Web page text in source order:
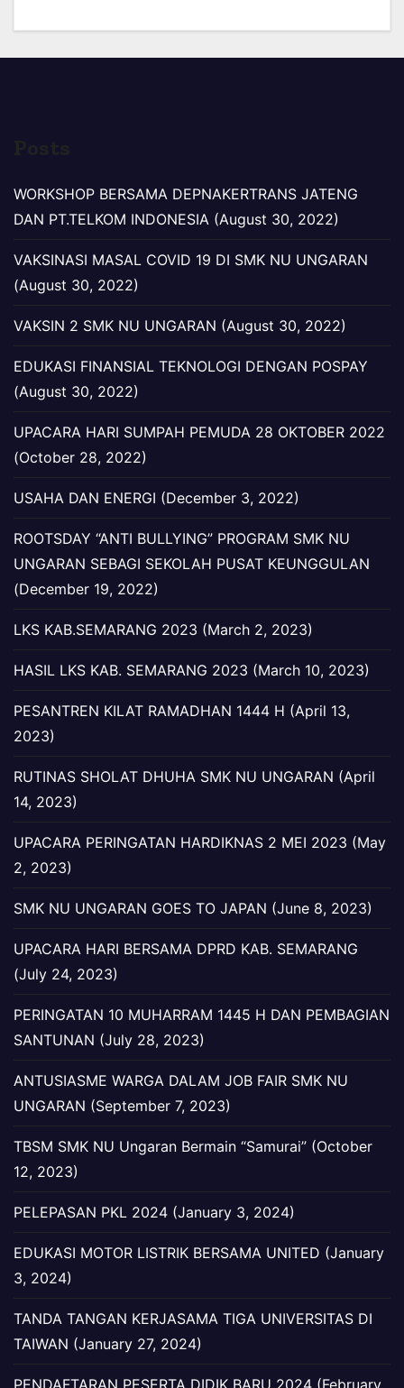
WORKSHOP BERSAMA DEPNAKERTRANS JATENG
DAN PT.TELKOM INDONESIA (August 30, 2022)
VAKSINASI MASAL COVID 19 DI SMK NU UNGARAN
(August 30, 2022)
VAKSIN 2 SMK NU UNGARAN (August 30, 2022)
EDUKASI FINANSIAL TEKNOLOGI DENGAN POSPAY
(August 30, 2022)
UPACARA HARI SUMPAH PEMUDA 28 OKTOBER 2022
(October 28, 2022)
USAHA DAN ENERGI (December 3, 2022)
ROOTSDAY “ANTI BULLYING” PROGRAM SMK NU
UNGARAN SEBAGI SEKOLAH PUSAT KEUNGGULAN
(December 19, 2022)
LKS KAB.SEMARANG 2023 (March 2, 2023)
HASIL LKS KAB. SEMARANG 2023 (March 10, 2023)
PESANTREN KILAT RAMADHAN 1444 H (April 13,
2023)
RUTINAS SHOLAT DHUHA SMK NU UNGARAN (April
14, 2023)
UPACARA PERINGATAN HARDIKNAS 2 MEI 2023 (May
2, 2023)
SMK NU UNGARAN GOES TO JAPAN (June 8, 2023)
UPACARA HARI BERSAMA DPRD KAB. SEMARANG
(July 24, 2023)
PERINGATAN 10 MUHARRAM 1445 H DAN PEMBAGIAN
SANTUNAN (July 28, 2023)
ANTUSIASME WARGA DALAM JOB FAIR SMK NU
UNGARAN (September 7, 2023)
TBSM SMK NU Ungaran Bermain “Samurai” (October
12, 2023)
PELEPASAN PKL 2024 (January 3, 2024)
EDUKASI MOTOR LISTRIK BERSAMA UNITED (January
3, 2024)
TANDA TANGAN KERJASAMA TIGA UNIVERSITAS DI
TAIWAN (January 27, 2024)
PENDAFTARAN PESERTA DIDIK BARU 2024 (February